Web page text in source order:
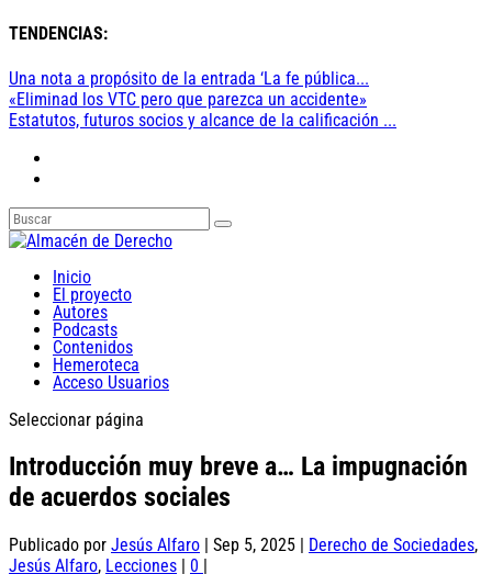
TENDENCIAS:
Una nota a propósito de la entrada ‘La fe pública...
«Eliminad los VTC pero que parezca un accidente»
Estatutos, futuros socios y alcance de la calificación ...
Inicio
El proyecto
Autores
Podcasts
Contenidos
Hemeroteca
Acceso Usuarios
Seleccionar página
Introducción muy breve a… La impugnación
de acuerdos sociales
Publicado por Jesús Alfaro Sep 5, 2025 Derecho de Sociedades,
Jesús Alfaro, Lecciones 0